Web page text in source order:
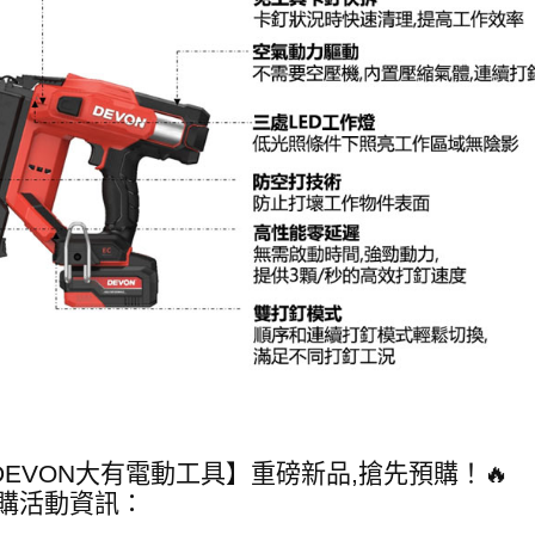
大有電動工具】重磅新品,搶先預購！🔥
活動資訊：